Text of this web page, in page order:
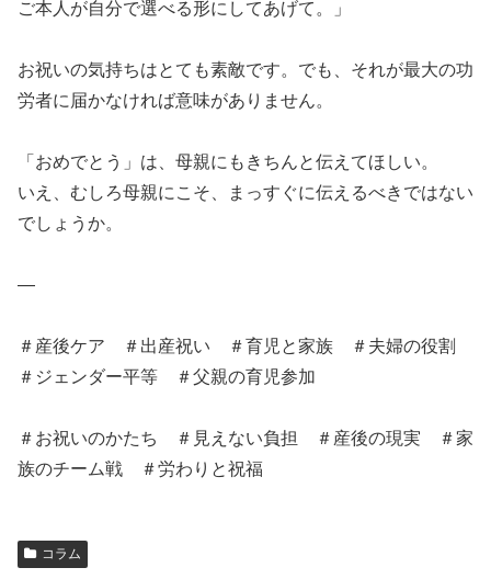
ご本人が自分で選べる形にしてあげて。」
お祝いの気持ちはとても素敵です。でも、それが最大の功
労者に届かなければ意味がありません。
「おめでとう」は、母親にもきちんと伝えてほしい。
いえ、むしろ母親にこそ、まっすぐに伝えるべきではない
でしょうか。
—
＃産後ケア ＃出産祝い ＃育児と家族 ＃夫婦の役割
＃ジェンダー平等 ＃父親の育児参加
＃お祝いのかたち ＃見えない負担 ＃産後の現実 ＃家
族のチーム戦 ＃労わりと祝福
コラム